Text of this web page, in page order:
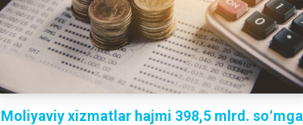
Moliyaviy xizmatlar hajmi 398,5 mlrd. soʻmga